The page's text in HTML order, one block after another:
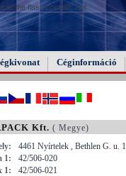
some flash content, not
Céginformáció
Kft. ( Megye)
4461 Nyírtelek , Bethlen G. u. 1.
1:
42/506-020
1:
42/506-021